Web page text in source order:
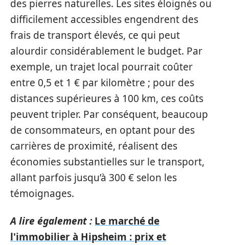
des pierres naturelles. Les sites éloignés ou
difficilement accessibles engendrent des
frais de transport élevés, ce qui peut
alourdir considérablement le budget. Par
exemple, un trajet local pourrait coûter
entre 0,5 et 1 € par kilomètre ; pour des
distances supérieures à 100 km, ces coûts
peuvent tripler. Par conséquent, beaucoup
de consommateurs, en optant pour des
carrières de proximité, réalisent des
économies substantielles sur le transport,
allant parfois jusqu’à 300 € selon les
témoignages.
A lire également : Le marché de
l'immobilier à Hipsheim : prix et